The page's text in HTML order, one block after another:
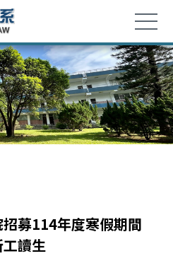
招募114年度寒假期間
讀生